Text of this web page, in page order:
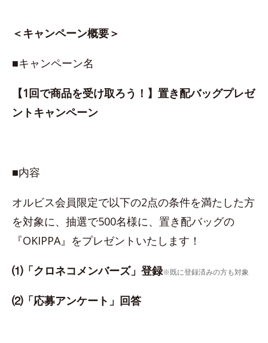
＜キャンペーン概要＞
■キャンペーン名
【1回で商品を受け取ろう！】置き配バッグプレゼ
ントキャンペーン
■内容
オルビス会員限定で以下の2点の条件を満たした方
を対象に、抽選で500名様に、置き配バッグの
『OKIPPA』をプレゼントいたします！
⑴「クロネコメンバーズ」登録※既に登録済みの方も対象
⑵「応募アンケート」回答